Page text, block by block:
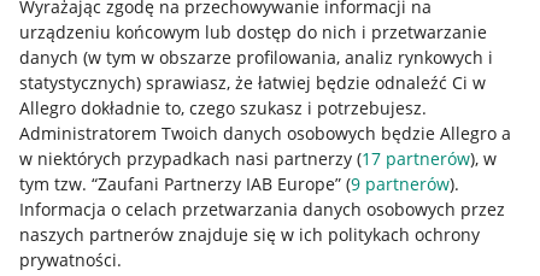
Wyrażając zgodę na przechowywanie informacji na
urządzeniu końcowym lub dostęp do nich i przetwarzanie
danych (w tym w obszarze profilowania, analiz rynkowych i
statystycznych) sprawiasz, że łatwiej będzie odnaleźć Ci w
Allegro dokładnie to, czego szukasz i potrzebujesz.
Administratorem Twoich danych osobowych będzie Allegro a
w niektórych przypadkach nasi partnerzy (17 partnerów), w
tym tzw. “Zaufani Partnerzy IAB Europe” (9 partnerów).
Informacja o celach przetwarzania danych osobowych przez
naszych partnerów znajduje się w ich politykach ochrony
prywatności.
Przydatne informacje
Jak to działa